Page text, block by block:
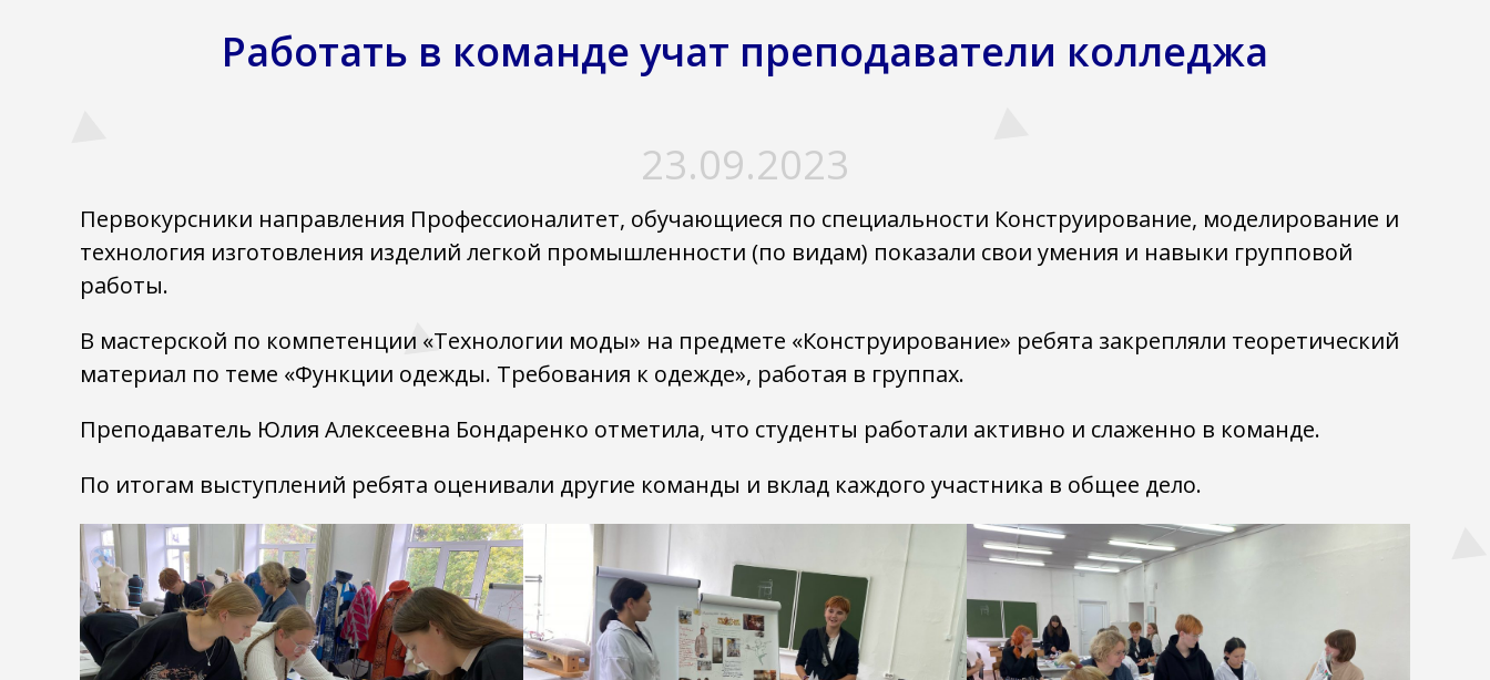
Работать в команде учат преподаватели колледжа
23.09.2023
Первокурсники направления Профессионалитет, обучающиеся по специальности Конструирование, моделирование и
технология изготовления изделий легкой промышленности (по видам) показали свои умения и навыки групповой
работы.
В мастерской по компетенции «Технологии моды» на предмете «Конструирование» ребята закрепляли теоретический
материал по теме «Функции одежды. Требования к одежде», работая в группах.
Преподаватель Юлия Алексеевна Бондаренко отметила, что студенты работали активно и слаженно в команде.
По итогам выступлений ребята оценивали другие команды и вклад каждого участника в общее дело.